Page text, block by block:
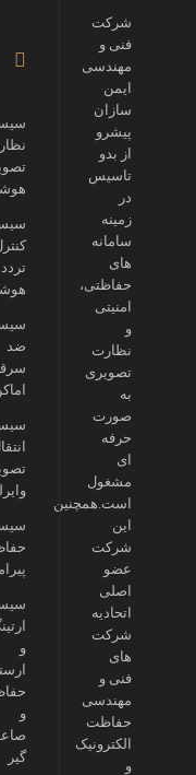
تردد
ضد
و
و
گیر
شرکت
فنی و
مهندسی
ایمن
سازان
پیشرو
از بدو
تاسیس
در
زمینه
سامانه
های
حفاظتی،
امنیتی
و
نظارت
تصویری
به
صورت
حرفه
ای
مشغول
است.همچنین
این
شرکت
عضو
اصلی
اتحادیه
شرکت
های
فنی و
مهندسی
حفاظت
الکترونیک
و